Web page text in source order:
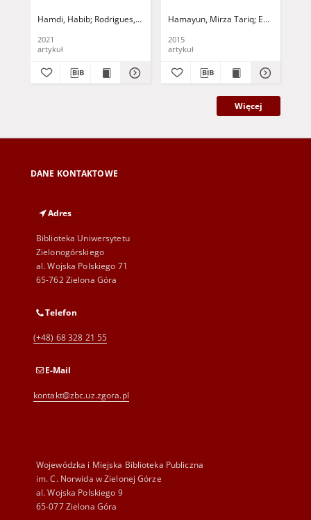
time delay
Hamdi, Habib Rodrigues, Mickael Rabaoui, Bouali Benhadj Braiek,
2021
artykuł
Hamayun, Mirza Tariq Edwards,
2015
artykuł
Więcej
DANE KONTAKTOWE
Adres
Biblioteka Uniwersytetu
Zielonogórskiego
al. Wojska Polskiego 71
65-762 Zielona Góra
Telefon
(+48) 68 328 21 55
E-Mail
kontakt@zbc.uz.zgora.pl
Wojewódzka i Miejska Biblioteka Publiczna
im. C. Norwida w Zielonej Górze
al. Wojska Polskiego 9
65-077 Zielona Góra